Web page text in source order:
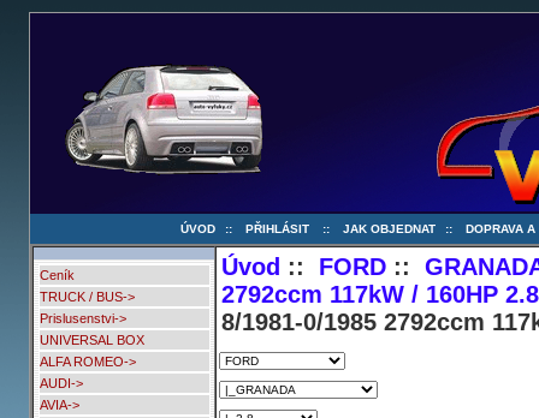
ÚVOD :: PŘIHLÁSIT :: JAK OBJEDNAT :: DOPRAVA A
Ceník
TRUCK / BUS->
Prislusenstvi->
UNIVERSAL BOX
ALFA ROMEO->
AUDI->
AVIA->
Úvod :: FORD ::
2792ccm 117kW / 160HP
8/1981-0/1985 2792ccm